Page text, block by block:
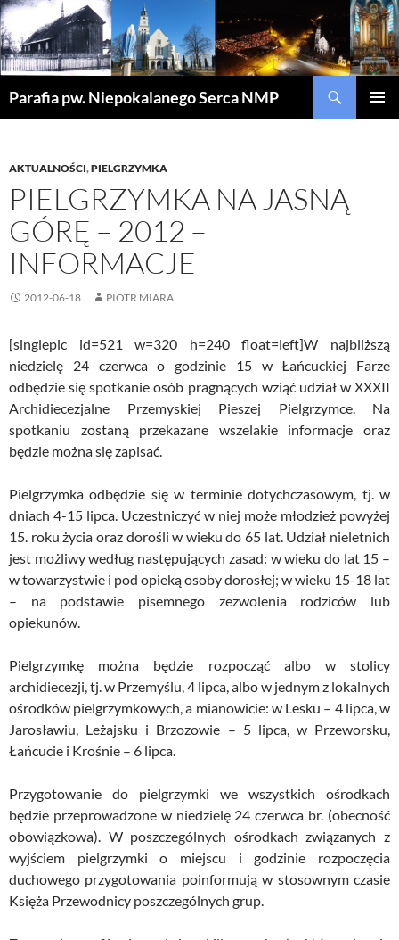
Parafia pw. Niepokalanego Serca NMP
AKTUALNOŚCI,PIELGRZYMKA
PIELGRZYMKA NA JASNĄ
GÓRĘ – 2012 –
INFORMACJE
2012-06-18 PIOTR MIARA
[singlepic id=521 w=320 h=240 float=left]W najbliższą
niedzielę 24 czerwca o godzinie 15 w Łańcuckiej Farze
odbędzie się spotkanie osób pragnących wziąć udział w XXXII
Archidiecezjalne Przemyskiej Pieszej Pielgrzymce. Na
spotkaniu zostaną przekazane wszelakie informacje oraz
będzie można się zapisać.
Pielgrzymka odbędzie się w terminie dotychczasowym, tj. w
dniach 4-15 lipca. Uczestniczyć w niej może młodzież powyżej
15. roku życia oraz dorośli w wieku do 65 lat. Udział nieletnich
jest możliwy według następujących zasad: w wieku do lat 15 –
w towarzystwie i pod opieką osoby dorosłej; w wieku 15-18 lat
– na podstawie pisemnego zezwolenia rodziców lub
opiekunów.
Pielgrzymkę można będzie rozpocząć albo w stolicy
archidiecezji, tj. w Przemyślu, 4 lipca, albo w jednym z lokalnych
ośrodków pielgrzymkowych, a mianowicie: w Lesku – 4 lipca, w
Jarosławiu, Leżajsku i Brzozowie – 5 lipca, w Przeworsku,
Łańcucie i Krośnie – 6 lipca.
Przygotowanie do pielgrzymki we wszystkich ośrodkach
będzie przeprowadzone w niedzielę 24 czerwca br. (obecność
obowiązkowa). W poszczególnych ośrodkach związanych z
wyjściem pielgrzymki o miejscu i godzinie rozpoczęcia
duchowego przygotowania poinformują w stosownym czasie
Księża Przewodnicy poszczególnych grup.